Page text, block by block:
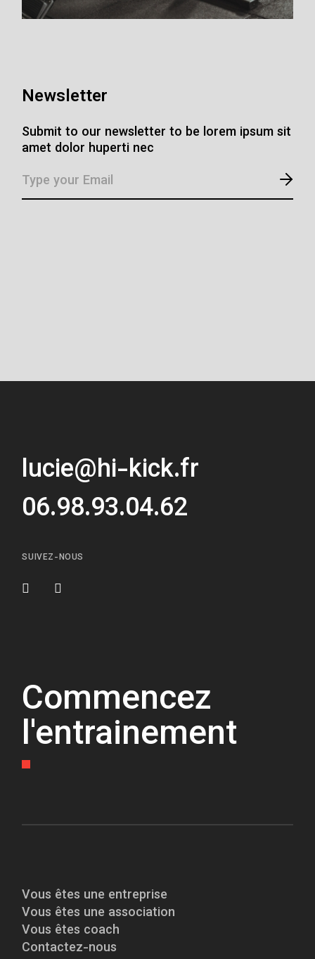
Newsletter
Submit to our newsletter to be lorem ipsum sit
amet dolor huperti nec
lucie@hi-kick.fr
06.98.93.04.62
SUIVEZ-NOUS
Commencez
l'entrainement
Vous êtes une entreprise
Vous êtes une association
Vous êtes coach
Contactez-nous